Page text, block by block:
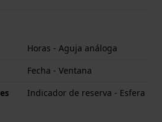
Horas - Aguja análoga
Fecha - Ventana
Indicador de reserva - Esfera